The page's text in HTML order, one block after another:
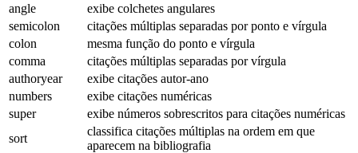
angle
exibe colchetes angulares
semicolon
citações múltiplas separadas por ponto e vírgula
colon
mesma função do ponto e vírgula
comma
citações múltiplas separadas por vírgula
authoryear
exibe citações autor-ano
numbers
exibe citações numéricas
super
exibe números sobrescritos para citações numéricas
sort
classifica citações múltiplas na ordem em que
aparecem na bibliografia